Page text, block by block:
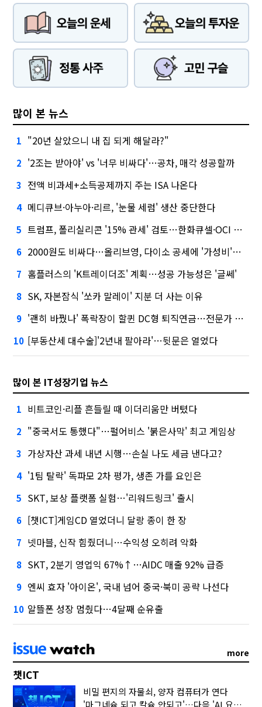
많이 본 뉴스
1 "20년 살았으니 내 집 되게 해달라?"
2 '2조는 받아야' vs '너무 비싸다'…공차, 매각 성공할까
3 전액 비과세+소득공제까지 주는 ISA 나온다
4 메디큐브·아누아·리르, '눈물 세럼' 생산 중단한다
5 트럼프, 폴리실리콘 '15% 관세' 검토…한화큐셀·OCI 영향은?
6 2000원도 비싸다…올리브영, 다이소 공세에 '가성비'로 맞불
7 홈플러스의 'K트레이더조' 계획…성공 가능성은 '글쎄'
8 SK, 자본잠식 '쏘카 말레이' 지분 더 사는 이유
9 '괜히 바꿨나' 폭락장이 할퀸 DC형 퇴직연금…전문가 조언은
10 [부동산세 대수술]'2년내 팔아라'…뒷문은 열었다
많이 본 IT성장기업 뉴스
1 비트코인·리플 흔들릴 때 이더리움만 버텼다
2 "중국서도 통했다"…펄어비스 '붉은사막' 최고 게임상
3 가상자산 과세 내년 시행…손실 나도 세금 낸다고?
4 '1팀 탈락' 독파모 2차 평가, 생존 가를 요인은
5 SKT, 보상 플랫폼 실험…'리워드링크' 출시
6 [챗ICT]게임CD 열었더니 달랑 종이 한 장
7 넷마블, 신작 힘줬더니…수익성 오히려 악화
8 SKT, 2분기 영업익 67%↑…AIDC 매출 92% 급증
9 엔씨 효자 '아이온', 국내 넘어 중국·북미 공략 나선다
10 알뜰폰 성장 멈췄다…4달째 순유출
more
챗ICT
비밀 편지의 자물쇠, 양자 컴퓨터가 연다
'마그네슘 되고 칼슘 안되고'…다음 'AI 요약' 갈 길은